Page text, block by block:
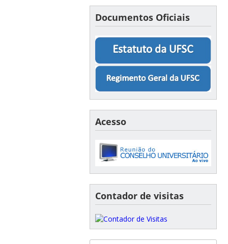
Documentos Oficiais
Acesso
Contador de visitas